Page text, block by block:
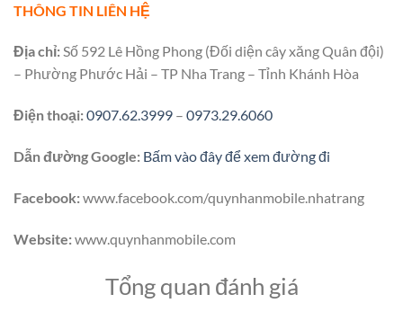
THÔNG TIN LIÊN HỆ
Địa chỉ:Số 592 Lê Hồng Phong (Đối diện cây xăng Quân đội)
– Phường Phước Hải – TP Nha Trang – Tỉnh Khánh Hòa
Điện thoại:0907.62.3999 – 0973.29.6060
Dẫn đường Google: Bấm vào đây để xem đường đi
Facebook:www.facebook.com/quynhanmobile.nhatrang
Website:www.quynhanmobile.com
Tổng quan đánh giá